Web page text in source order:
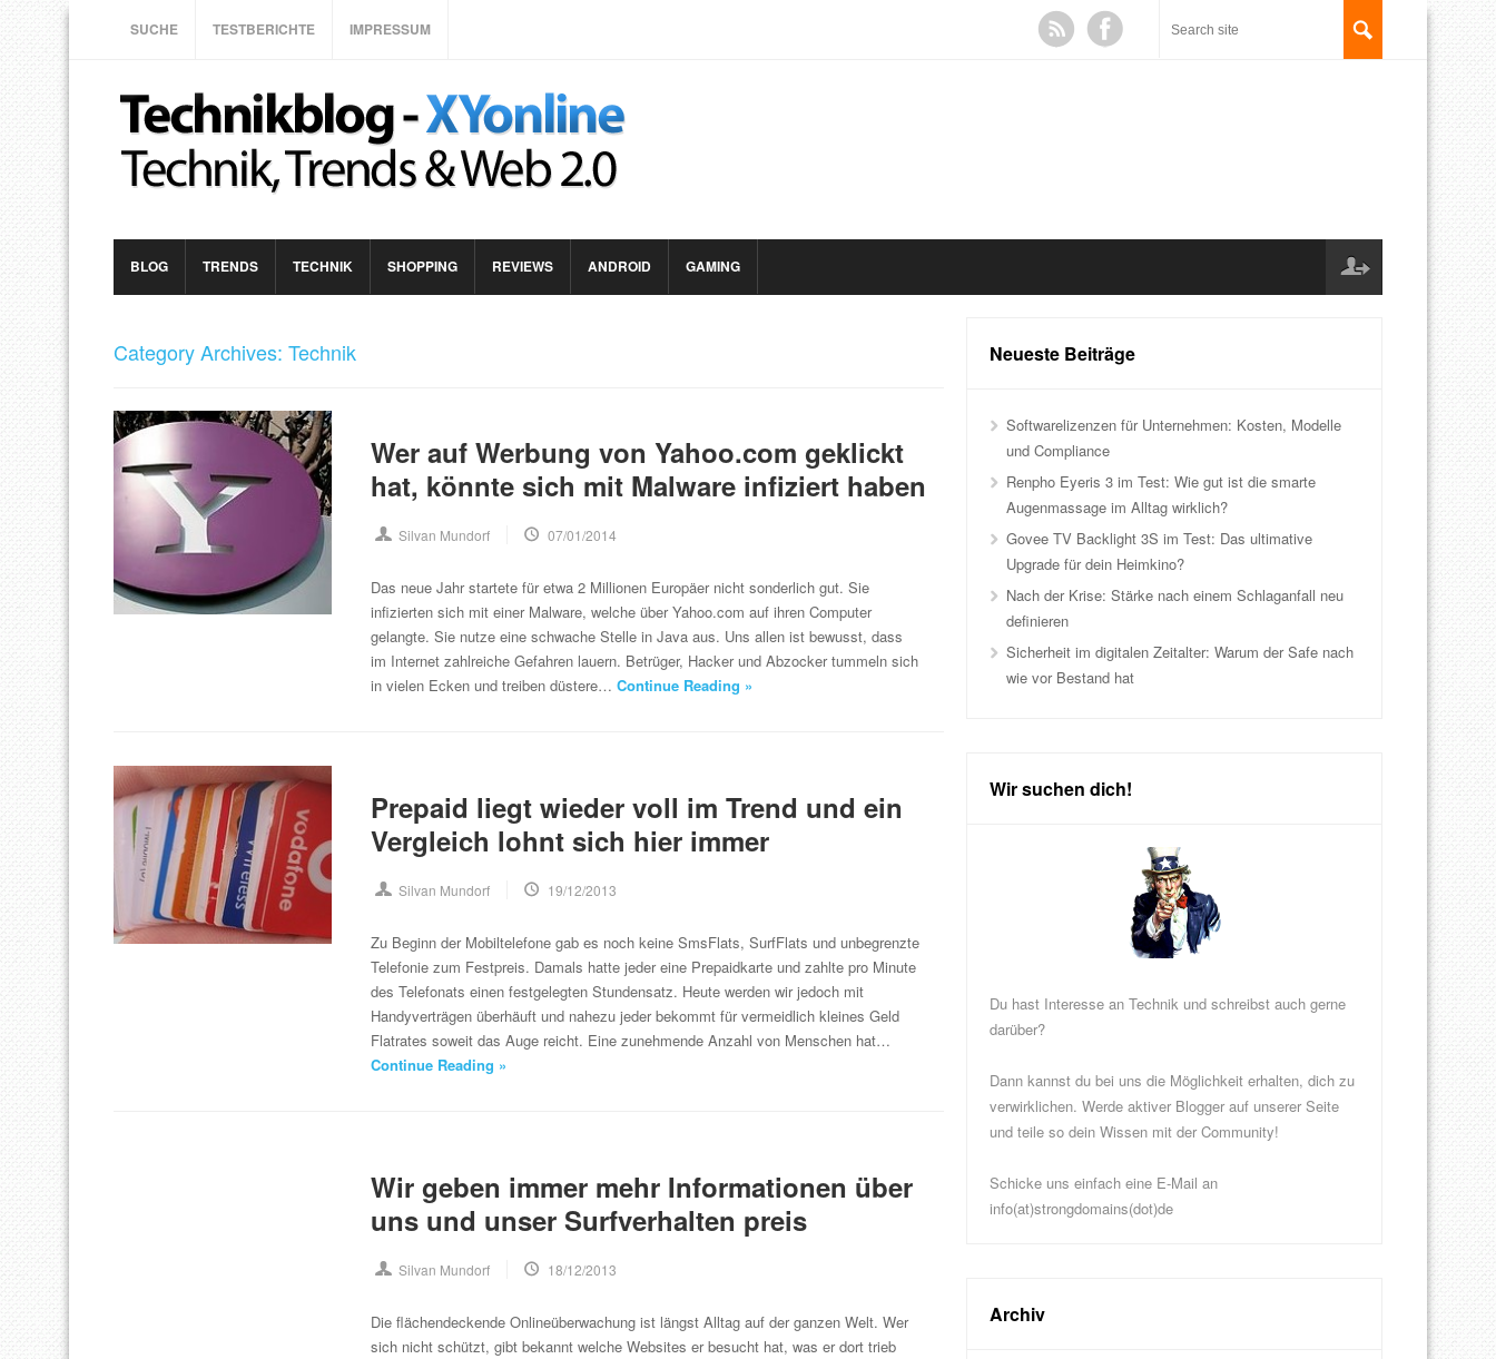
SUCHE TESTBERICHTE IMPRESSUM
BLOG TRENDS TECHNIK SHOPPING REVIEWS ANDROID GAMING
Category Archives: Technik
Wer auf Werbung von Yahoo.com geklickt
hat, könnte sich mit Malware infiziert haben
Silvan Mundorf 07/01/2014
Das neue Jahr startete für etwa 2 Millionen Europäer nicht sonderlich gut. Sie
infizierten sich mit einer Malware, welche über Yahoo.com auf ihren Computer
gelangte. Sie nutze eine schwache Stelle in Java aus. Uns allen ist bewusst, dass
im Internet zahlreiche Gefahren lauern. Betrüger, Hacker und Abzocker tummeln sich
in vielen Ecken und treiben düstere…Continue Reading »
Prepaid liegt wieder voll im Trend und ein
Vergleich lohnt sich hier immer
Silvan Mundorf 19/12/2013
Zu Beginn der Mobiltelefone gab es noch keine SmsFlats, SurfFlats und unbegrenzte
Telefonie zum Festpreis. Damals hatte jeder eine Prepaidkarte und zahlte pro Minute
des Telefonats einen festgelegten Stundensatz. Heute werden wir jedoch mit
Handyverträgen überhäuft und nahezu jeder bekommt für vermeidlich kleines Geld
Flatrates soweit das Auge reicht. Eine zunehmende Anzahl von Menschen hat…
Continue Reading »
Wir geben immer mehr Informationen über
uns und unser Surfverhalten preis
Silvan Mundorf 18/12/2013
Die flächendeckende Onlineüberwachung ist längst Alltag auf der ganzen Welt. Wer
sich nicht schützt, gibt bekannt welche Websites er besucht hat, was er dort trieb
Neueste Beiträge
Softwarelizenzen für Unternehmen: Kosten, Modelle
und Compliance
Renpho Eyeris 3 im Test: Wie gut ist die smarte
Augenmassage im Alltag wirklich?
Govee TV Backlight 3S im Test: Das ultimative
Upgrade für dein Heimkino?
Nach der Krise: Stärke nach einem Schlaganfall neu
definieren
Sicherheit im digitalen Zeitalter: Warum der Safe nach
wie vor Bestand hat
Wir suchen dich!
Du hast Interesse an Technik und schreibst auch gerne
darüber?
Dann kannst du bei uns die Möglichkeit erhalten, dich zu
verwirklichen. Werde aktiver Blogger auf unserer Seite
und teile so dein Wissen mit der Community!
Schicke uns einfach eine E-Mail an
info(at)strongdomains(dot)de
Archiv